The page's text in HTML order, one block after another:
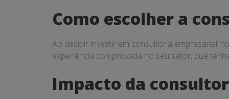
Como escolher a
Ao decidir investir em consultoria empresarial
experiência comprovada no seu setor, que
Impacto da